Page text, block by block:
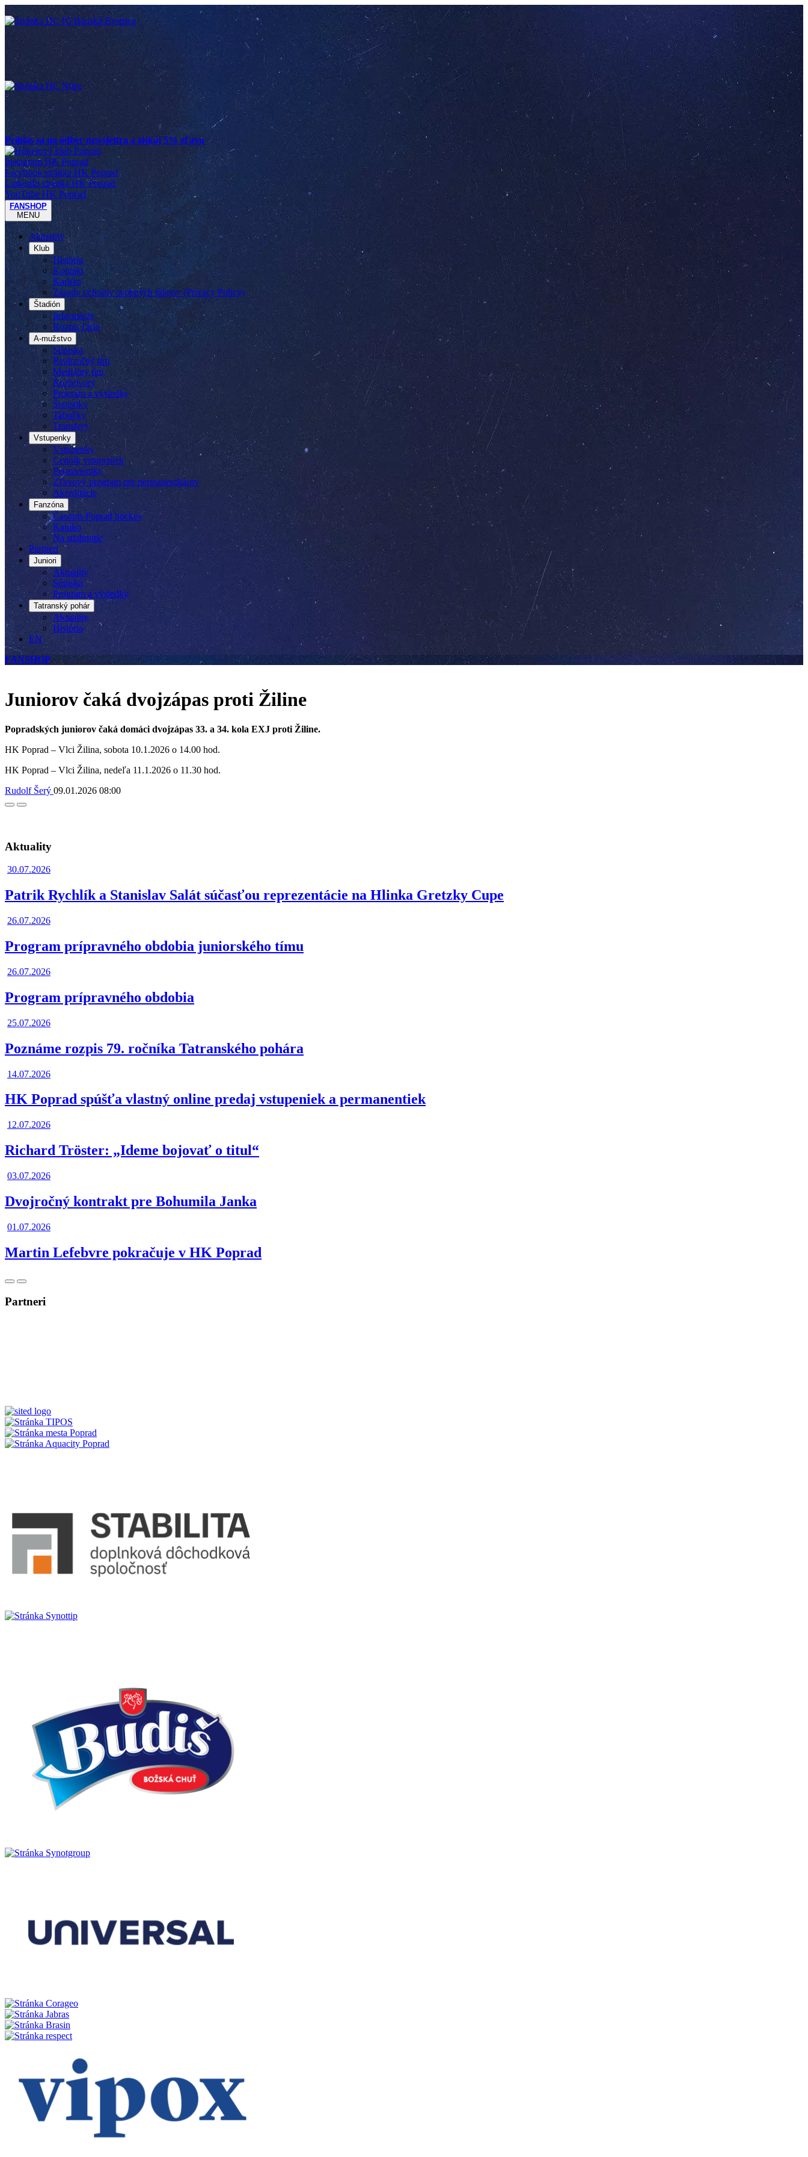
Prihlás sa na odber newslettra a získaj 5% zľavu
Instagram HK Poprad
Facebook stránka HK Poprad
LinkedIn stránka HK Poprad
YouTube HK Poprad
FANSHOP
MENU
Aktuality
Klub
História
Kontakt
Kariéra
Zásady ochrany osobných údajov (Privacy Policy)
Štadión
Informácie
Rozpis ľadu
A-mužstvo
Súpiska
Realizačný tím
Mediálny tím
Rozhovory
Program a výsledky
Štatistiky
Tabuľky
Transfery
Vstupenky
Vstupenky
Cenník vstupeniek
Permanentky
Zľavový program pre permanentkárov
Akreditácie
Fanzóna
Časopis Poprad hockey
Kamko
Na stiahnutie
Partneri
Juniori
Aktuality
Súpiska
Program a výsledky
Tatranský pohár
Aktuality
História
EN
FANSHOP
Juniorov čaká dvojzápas proti Žiline
Popradských juniorov čaká domáci dvojzápas 33. a 34. kola EXJ proti Žiline.
HK Poprad – Vlci Žilina, sobota 10.1.2026 o 14.00 hod.
HK Poprad – Vlci Žilina, nedeľa 11.1.2026 o 11.30 hod.
Rudolf Šerý 09.01.2026 08:00
Facebook
Twitter
Aktuality
30.07.2026
Patrik Rychlík a Stanislav Salát súčasťou reprezentácie na Hlinka Gretzky Cupe
26.07.2026
Program prípravného obdobia juniorského tímu
26.07.2026
Program prípravného obdobia
25.07.2026
Poznáme rozpis 79. ročníka Tatranského pohára
14.07.2026
HK Poprad spúšťa vlastný online predaj vstupeniek a permanentiek
12.07.2026
Richard Tröster: „Ideme bojovať o titul“
03.07.2026
Dvojročný kontrakt pre Bohumila Janka
01.07.2026
Martin Lefebvre pokračuje v HK Poprad
PosunúťPosunúť
Partneri